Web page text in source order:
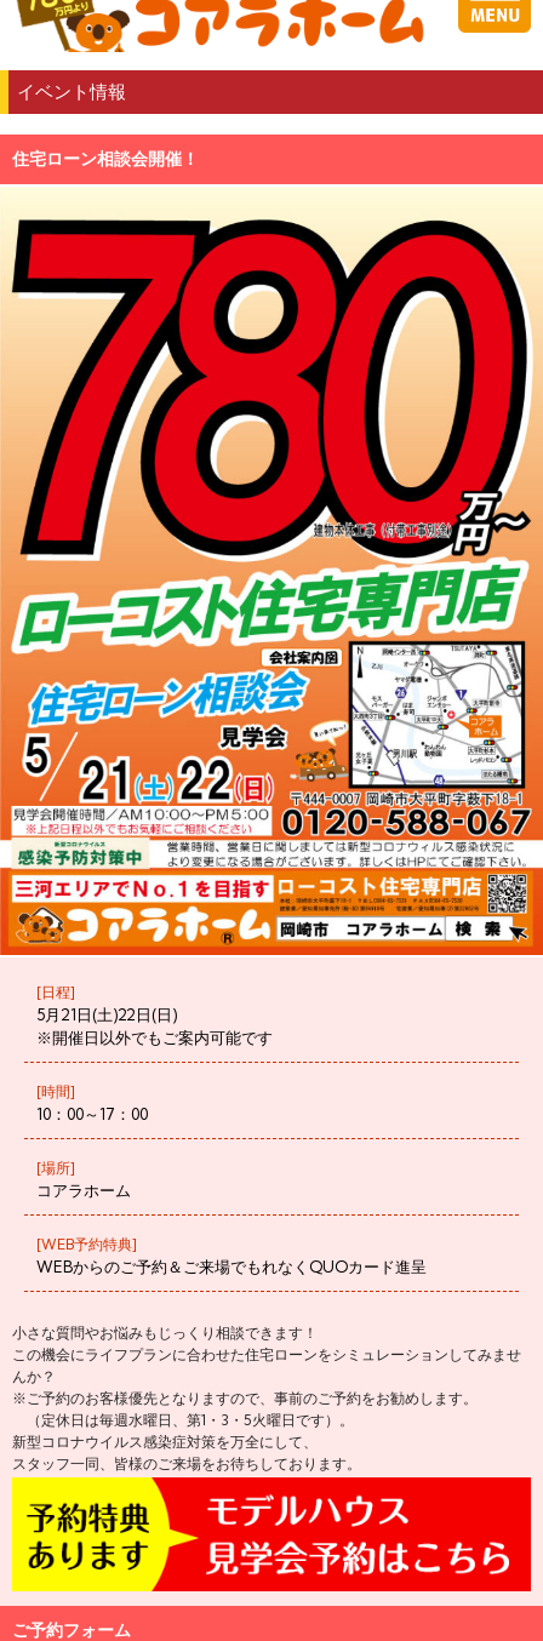
イベント情報
住宅ローン相談会開催！
[日程]
5月21日(土)22日(日)
※開催日以外でもご案内可能です
[時間]
10：00～17：00
[場所]
コアラホーム
[WEB予約特典]
WEBからのご予約＆ご来場でもれなくQUOカード進呈
小さな質問やお悩みもじっくり相談できます！
この機会にライフプランに合わせた住宅ローンをシミュレーションしてみませ
んか？
※ご予約のお客様優先となりますので、事前のご予約をお勧めします。
（定休日は毎週水曜日、第1・3・5火曜日です）。
新型コロナウイルス感染症対策を万全にして、
スタッフ一同、皆様のご来場をお待ちしております。
ご予約フォーム